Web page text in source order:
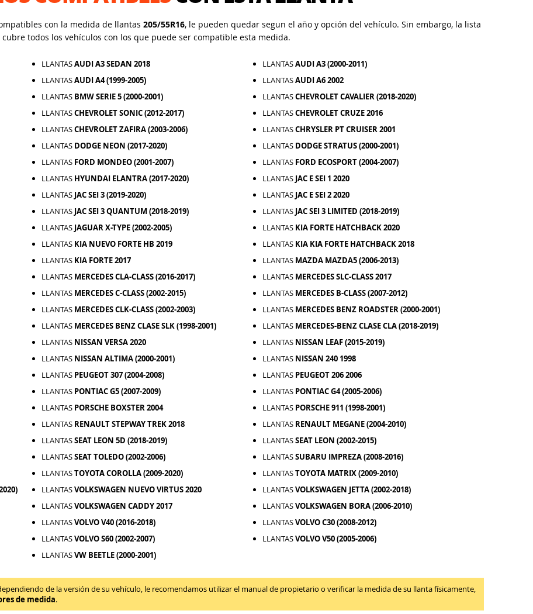
con la medida de llantas 205/55R16, le pueden quedar segun el año y opción del vehículo. Sin embargo, la lista
cubre todos los vehículos con los que puede ser compatible esta medida.
LLANTASAUDI A3 SEDAN 2018 LLANTASAUDI A3 (2000-2011)
LLANTASAUDI A4 (1999-2005) LLANTASAUDI A6 2002
LLANTAS BMW SERIE 5 (2000-2001) LLANTASCHEVROLET CAVALIER (2018-2020)
LLANTASCHEVROLET SONIC (2012-2017) LLANTASCHEVROLET CRUZE 2016
LLANTASCHEVROLET ZAFIRA (2003-2006) LLANTASCHRYSLER PT CRUISER 2001
LLANTAS DODGE NEON (2017-2020) LLANTAS DODGE STRATUS (2000-2001)
LLANTAS FORD MONDEO (2001-2007) LLANTAS FORD ECOSPORT (2004-2007)
LLANTAS HYUNDAI ELANTRA (2017-2020) LLANTAS JAC E SEI 1 2020
LLANTAS JAC SEI 3 (2019-2020) LLANTAS JAC E SEI 2 2020
LLANTAS JAC SEI 3 QUANTUM (2018-2019) LLANTAS JAC SEI 3 LIMITED (2018-2019)
LLANTAS JAGUAR X-TYPE (2002-2005) LLANTAS KIA FORTE HATCHBACK 2020
LLANTAS KIA NUEVO FORTE HB 2019 LLANTAS KIA KIA FORTE HATCHBACK 2018
LLANTAS KIA FORTE 2017 LLANTAS MAZDA MAZDA5 (2006-2013)
LLANTAS MERCEDES CLA-CLASS (2016-2017) LLANTAS MERCEDES SLC-CLASS 2017
LLANTAS MERCEDES C-CLASS (2002-2015) LLANTAS MERCEDES B-CLASS (2007-2012)
LLANTAS MERCEDES CLK-CLASS (2002-2003) LLANTAS MERCEDES BENZ ROADSTER (2000-2001)
LLANTAS MERCEDES BENZ CLASE SLK (1998-2001) LLANTAS MERCEDES-BENZ CLASE CLA (2018-2019)
LLANTAS NISSAN VERSA 2020 LLANTAS NISSAN LEAF (2015-2019)
LLANTAS NISSAN ALTIMA (2000-2001) LLANTAS NISSAN 240 1998
LLANTAS PEUGEOT 307 (2004-2008) LLANTAS PEUGEOT 206 2006
LLANTAS PONTIAC G5 (2007-2009) LLANTAS PONTIAC G4 (2005-2006)
LLANTAS PORSCHE BOXSTER 2004 LLANTAS PORSCHE 911 (1998-2001)
LLANTAS RENAULT STEPWAY TREK 2018 LLANTAS RENAULT MEGANE (2004-2010)
LLANTASSEAT LEON 5D (2018-2019) LLANTASSEAT LEON (2002-2015)
LLANTASSEAT TOLEDO (2002-2006) LLANTASSUBARU IMPREZA (2008-2016)
LLANTASTOYOTA COROLLA (2009-2020) LLANTASTOYOTA MATRIX (2009-2010)
LLANTASVOLKSWAGEN NUEVO VIRTUS 2020 LLANTASVOLKSWAGEN JETTA (2002-2018)
LLANTASVOLKSWAGEN CADDY 2017 LLANTASVOLKSWAGEN BORA (2006-2010)
LLANTASVOLVO V40 (2016-2018) LLANTASVOLVO C30 (2008-2012)
LLANTASVOLVO S60 (2002-2007) LLANTASVOLVO V50 (2005-2006)
LLANTASVW BEETLE (2000-2001)
de la versión de su vehículo, le recomendamos utilizar el manual de propietario o verificar la medida de su llanta físicamente,
de medida.